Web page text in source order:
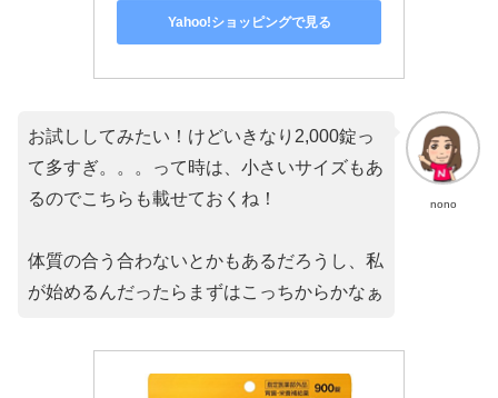
Yahoo!ショッピングで見る
nono
お試ししてみたい！けどいきなり2,000錠っ
て多すぎ。。。って時は、小さいサイズもあ
るのでこちらも載せておくね！
体質の合う合わないとかもあるだろうし、私
が始めるんだったらまずはこっちからかなぁ